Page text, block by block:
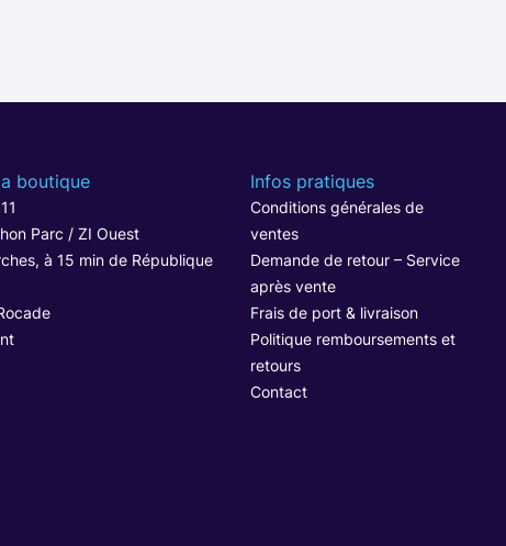
boutique
Parc / ZI Ouest
à 15 min de République
Infos pratiques
Conditions générales de
ventes
Demande de retour – Service
après vente
Frais de port & livraison
Politique remboursements et
retours
Contact